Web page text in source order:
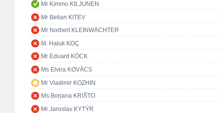
Mr Kimmo KILJUNEN
Mr Betian KITEV
Mr Norbert KLEINWÄCHTER
M. Haluk KOÇ
Mr Eduard KÖCK
Ms Elvira KOVÁCS
Mr Vladimir KOZHIN
Ms Borjana KRIŠTO
Mr Jaroslav KYTÝR